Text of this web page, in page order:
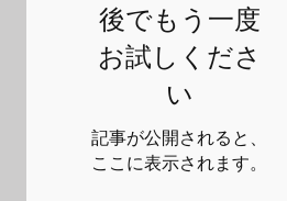
後でもう一度
お試しくださ
い
記事が公開されると、
ここに表示されます。